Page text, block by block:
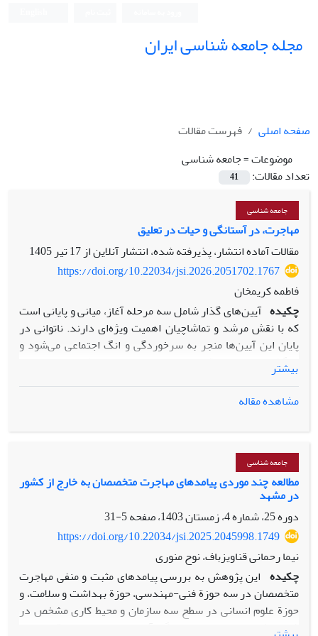
مجله جامعه شناسی ایران
صفحه اصلی
فهرست مقالات
موضوعات =جامعه شناسی
تعداد مقالات:
41
جامعه شناسی
مهاجرت، در آستانگی و حیات در تعلیق
مقالات آماده انتشار، پذیرفته شده، انتشار آنلاین از17 تیر 1405
https://doi.org/10.22034/jsi.2026.2051702.1767
فاطمه کریمخان
چکیده آیین‌های گذار شامل سه مرحله آغاز، میانی و پایانی است
که با نقش مرشد و تماشاچیان اهمیت ویژه‌ای دارند. ناتوانی در
پایان این آیین‌ها منجر به سرخوردگی و انگ اجتماعی می‌شود و
بازگشتی به مرحله قبل وجود ندارد. وضعیت مشابه در مهاجرت
رخ می‌دهد، جایی که تصمیم آغاز مهاجرت به عنوان لحظه آیین
گذار تلقی می‌شود. مهاجرت نیازمند عبور از مراحل سخت‌افزاری
عادات و سبک زندگی است. آمادگی برای مهاجرت به نوعی آیین
گذار محسوب می‌شود که در آن مرشدان و قواعد جدید تعریف
می‌شوند. این فرایند با تجربه تعلیق حیات همراه است و مهاجرت
بدون تغییر در سبک زندگی کم‌نظیر است.
بیشتر
مشاهده مقاله
جامعه شناسی
مطالعه چند موردی پیامدهای مهاجرت متخصصان به خارج از کشور
در مشهد
دوره 25، شماره 4، زمستان 1403، صفحه
5-31
https://doi.org/10.22034/jsi.2025.2045998.1749
نیما رحمانی قناویزباف، نوح منوری
چکیده این پژوهش به بررسی پیامدهای مثبت و منفی مهاجرت
متخصصان در سه حوزة فنی-مهندسی، حوزة بهداشت و سلامت، و
حوزة علوم انسانی در سطح سه سازمان و محیط کاری مشخص در
شهر مشهد